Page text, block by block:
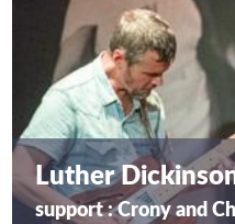
Luther
support : Crony and